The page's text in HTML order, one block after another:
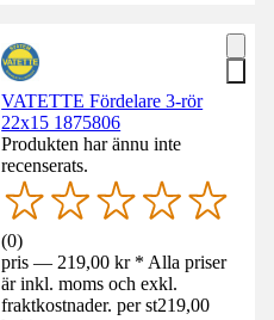
VATETTE Fördelare 3-rör
22x15 1875806
Produkten har ännu inte
recenserats.
(0)
pris — 219,00 kr * Alla priser
är inkl. moms och exkl.
fraktkostnader. per st219,00